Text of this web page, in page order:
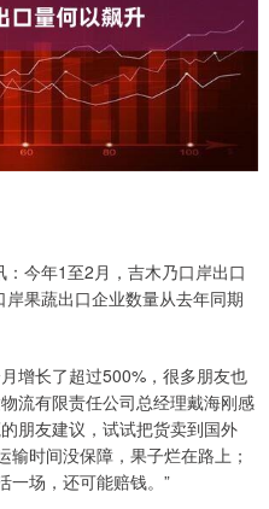
今年1至2月，吉木乃口岸出口
果蔬出口企业数量从去年同期
增长了超过500%，很多朋友也
流有限责任公司总经理戴海刚感
朋友建议，试试把货卖到国外
时间没保障，果子烂在路上；
一场，还可能赔钱。”